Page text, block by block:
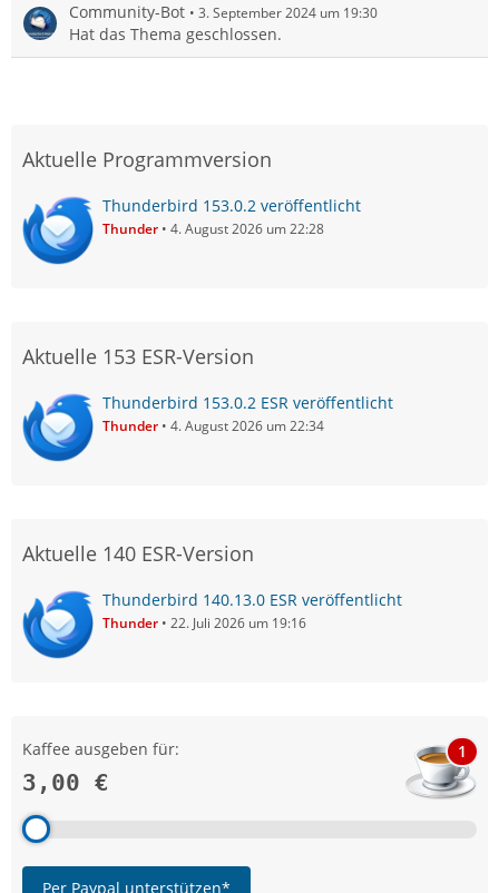
Community-Bot 3. September 2024 um 19:30
Hat das Thema geschlossen.
Aktuelle Programmversion
Thunderbird 153.0.2 veröffentlicht
Thunder 4. August 2026 um 22:28
Aktuelle 153 ESR-Version
Thunderbird 153.0.2 ESR veröffentlicht
Thunder 4. August 2026 um 22:34
Aktuelle 140 ESR-Version
Thunderbird 140.13.0 ESR veröffentlicht
Thunder 22. Juli 2026 um 19:16
Kaffee ausgeben für:
3,00 €
1
Per Paypal unterstützen*